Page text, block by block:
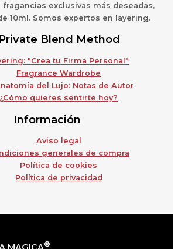
exclusivas más deseadas,
10ml. Somos expertos en layering.
Blend Method
"Crea tu Firma Personal"
Fragrance Wardrobe
del Lujo: Notas de Autor
¿Cómo quieres sentirte hoy?
Información
Aviso legal
generales de compra
Política de cookies
Política de privacidad
®